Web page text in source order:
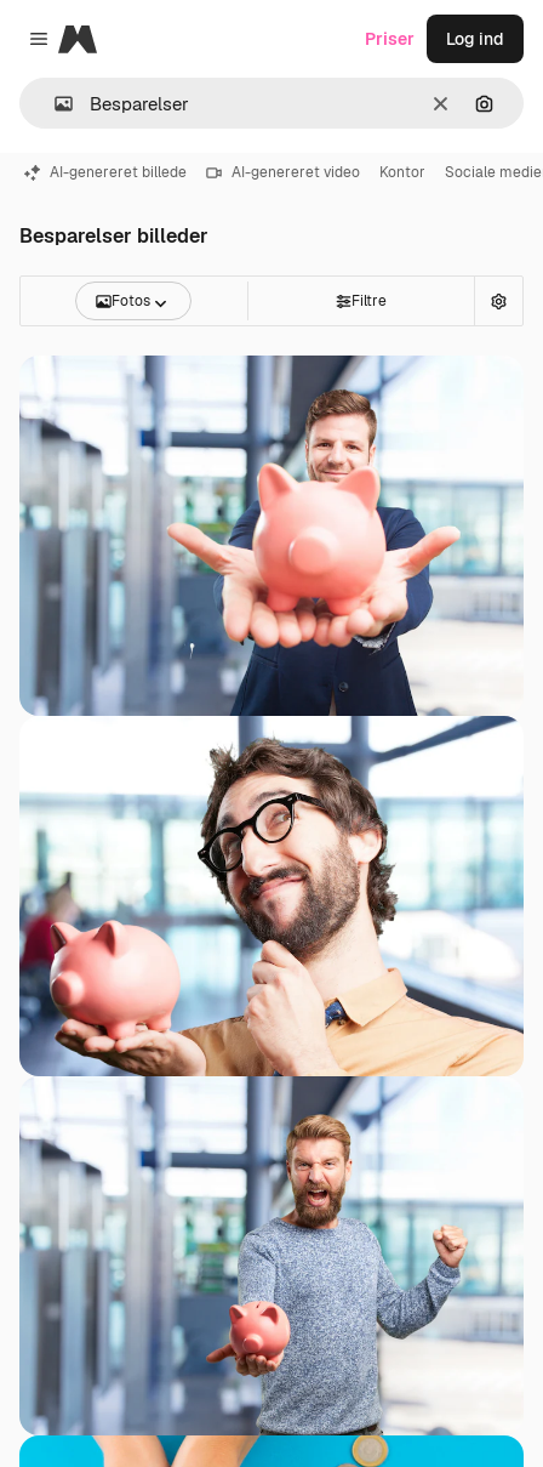
Close menu
Magnific
Klar Søg
Priser Log ind
AI-genereret billede AI-genereret video Kontor Sociale
Besparelser billeder
Fotos Filtre